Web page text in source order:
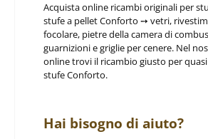
Acquista online ricambi originali per
stufe a pellet Conforto ➙ vetri,
focolare, pietre della camera di
guarnizioni e griglie per cenere. Nel
online trovi il ricambio giusto per
stufe Conforto.
Hai bisogno di aiuto?